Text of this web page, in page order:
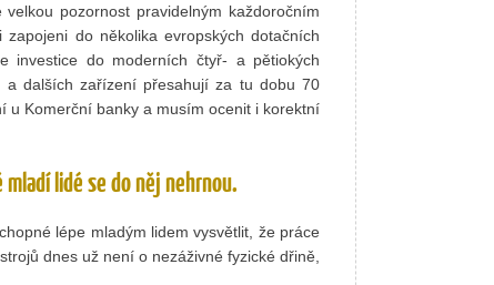
pozornost pravidelným každoročním
do několika evropských dotačních
investice do moderních čtyř- a pětiokých
a dalších zařízení přesahují za tu dobu 70
u Komerční banky a musím ocenit i korektní
lidé se do něj nehrnou.
lépe mladým lidem vysvětlit, že práce
dnes už není o nezáživné fyzické dřině,